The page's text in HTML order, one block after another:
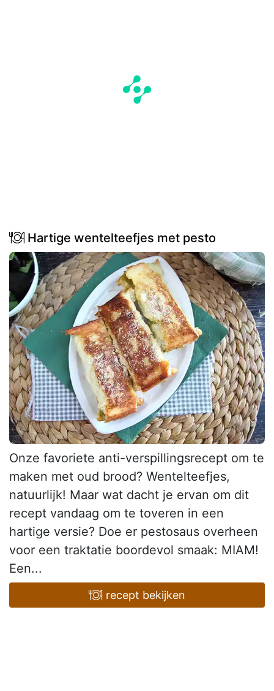
Hartige wentelteefjes met pesto
Onze favoriete anti-verspillingsrecept om te
maken met oud brood? Wentelteefjes,
natuurlijk! Maar wat dacht je ervan om dit
recept vandaag om te toveren in een
hartige versie? Doe er pestosaus overheen
voor een traktatie boordevol smaak: MIAM!
Een...
recept bekijken